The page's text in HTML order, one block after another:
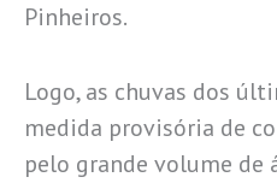
Pinheiros.
Logo, as chuvas dos
medida provisória de
pelo grande volume de